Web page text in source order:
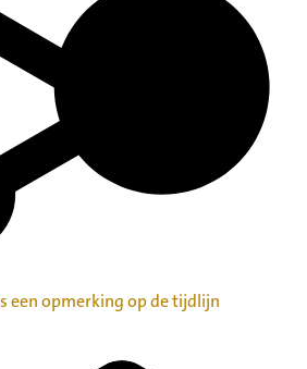
een opmerking op de tijdlijn